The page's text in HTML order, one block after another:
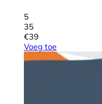
5
35
€39
Voeg toe